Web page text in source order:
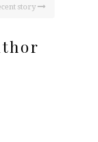
story